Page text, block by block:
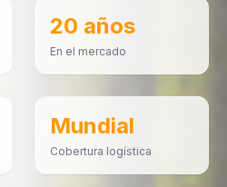
20 años
En el mercado
Mundial
Cobertura logística